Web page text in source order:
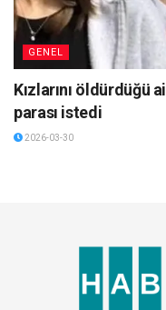
GENEL
Kızlarını öldürdüğü
parası istedi
2026-03-30